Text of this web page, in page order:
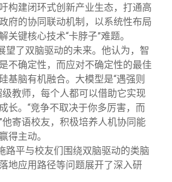
构建闭环式创新产业生态，打通高
府的协同联动机制，以系统性布局
关键核心技术“卡脖子”难题。
望了双脑驱动的未来。他认为，智
不确定性，而应对不确定性的最佳
基脑有机融合。大模型是“遇强则
教师，每个人都可以借助它实现
长。“竞争不取决于你多厉害，而
寄语校友，积极培养人机协同能
得主动。
路平与校友们围绕双脑驱动的类脑
地应用路径等问题展开了深入研